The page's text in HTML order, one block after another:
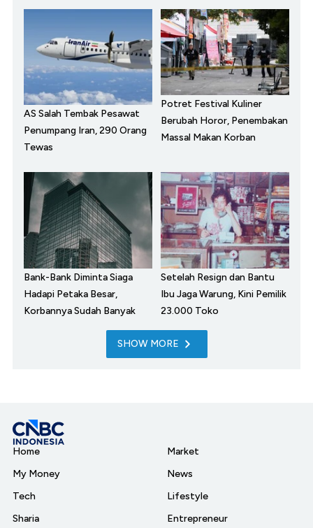
AS Salah Tembak Pesawat
Penumpang Iran, 290 Orang
Tewas
Potret Festival Kuliner
Berubah Horor, Penembakan
Massal Makan Korban
Bank-Bank Diminta Siaga
Hadapi Petaka Besar,
Korbannya Sudah Banyak
Setelah Resign dan Bantu
Ibu Jaga Warung, Kini Pemilik
23.000 Toko
SHOW MORE
Home
My Money
Tech
Sharia
Market
News
Lifestyle
Entrepreneur